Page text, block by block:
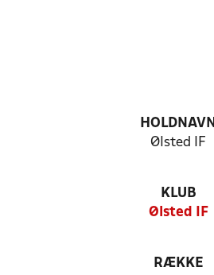
HOLDNAVN
Ølsted IF
KLUB
Ølsted IF
RÆKKE